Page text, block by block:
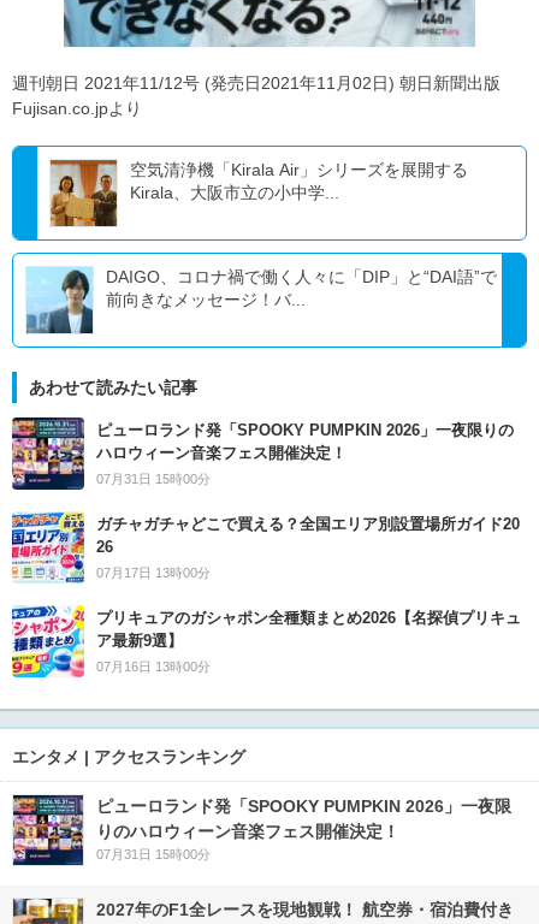
週刊朝日 2021年11/12号 (発売日2021年11月02日) 朝日新聞出版
Fujisan.co.jpより
空気清浄機「Kirala Air」シリーズを展開する
Kirala、大阪市立の小中学...
DAIGO、コロナ禍で働く人々に「DIP」と“DAI語”で
前向きなメッセージ！バ...
あわせて読みたい記事
ピューロランド発「SPOOKY PUMPKIN 2026」一夜限りの
ハロウィーン音楽フェス開催決定！
07月31日 15時00分
ガチャガチャどこで買える？全国エリア別設置場所ガイド20
26
07月17日 13時00分
プリキュアのガシャポン全種類まとめ2026【名探偵プリキュ
ア最新9選】
07月16日 13時00分
エンタメ | アクセスランキング
ピューロランド発「SPOOKY PUMPKIN 2026」一夜限
りのハロウィーン音楽フェス開催決定！
07月31日 15時00分
2027年のF1全レースを現地観戦！ 航空券・宿泊費付き